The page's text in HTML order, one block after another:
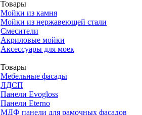
Товары
Мойки из камня
Мойки из нержавеющей стали
Смесители
Акриловые мойки
Аксессуары для моек
Товары
Мебельные фасады
ЛДСП
Панели Evogloss
Панели Eterno
МДФ панели для рамочных фасадов